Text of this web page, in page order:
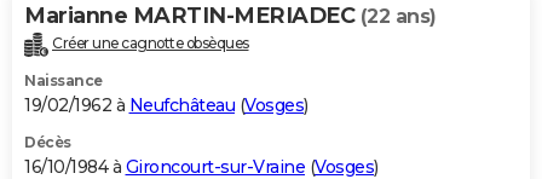
Marianne MARTIN-MERIADEC (22 ans)
Créer une cagnotte obsèques
Naissance
19/02/1962 à Neufchâteau (Vosges)
Décès
16/10/1984 à Gironcourt-sur-Vraine (Vosges)